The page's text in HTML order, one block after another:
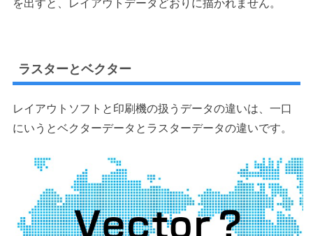
を出すと、レイアウトデータどおりに描かれません。
ラスターとベクター
レイアウトソフトと印刷機の扱うデータの違いは、一口
にいうとベクターデータとラスターデータの違いです。